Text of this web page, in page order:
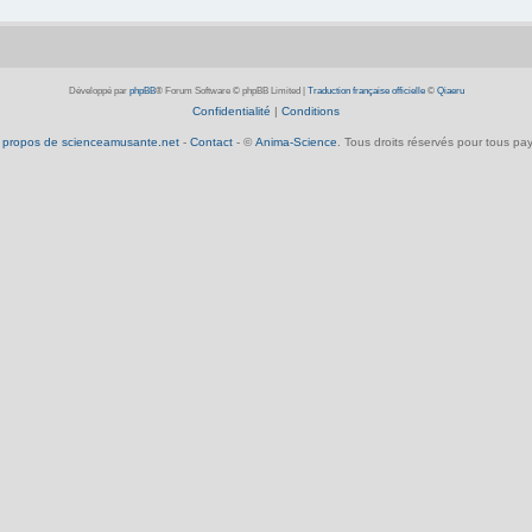
Développé par phpBB® Forum Software © phpBB Limited Traduction française officielle© Qiaeru
Confidentialité | Conditions
propos de scienceamusante.net- Contact- © Anima-Science . Tous droits réservés pour tous